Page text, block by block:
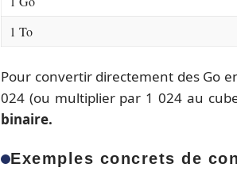
1 To
Pour convertir directement des Go
024 (ou multiplier par 1 024 au
binaire.
Exemples concrets de